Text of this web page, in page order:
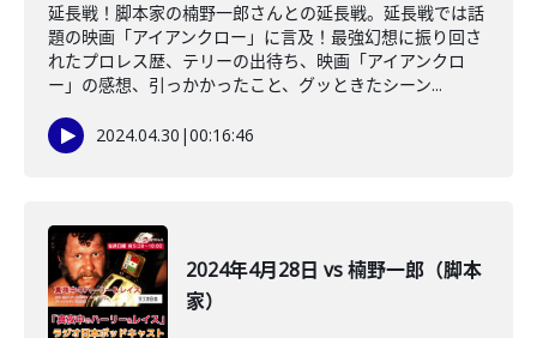
延長戦！脚本家の楠野一郎さんとの延長戦。延長戦では話
題の映画「アイアンクロー」に言及！最強幻想に振り回さ
れたプロレス歴、テリーの出待ち、映画「アイアンクロ
ー」の感想、引っかかったこと、グッときたシーン...
2024.04.30 |00:16:46
2024年4月28日 vs 楠野一郎（脚本
家）